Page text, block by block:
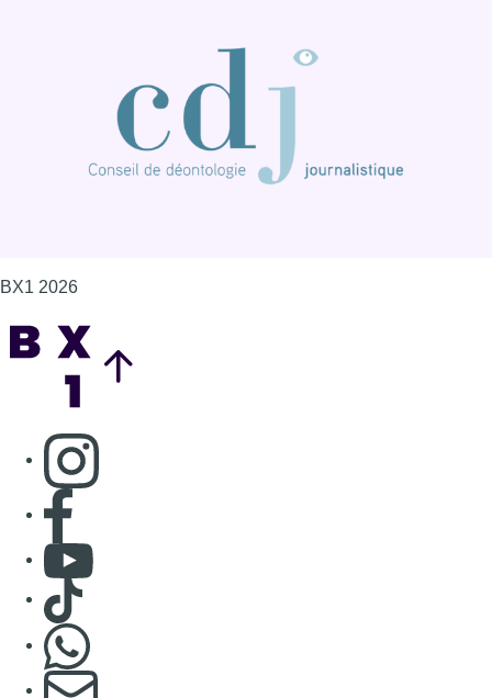
Consulter page Instagram
S'abonner à notre newsletter
Connaître BX1
Publicité
Offres d'emploi
Contact
Mentions légales
Politique de cookies (UE)
Gérer les cookies